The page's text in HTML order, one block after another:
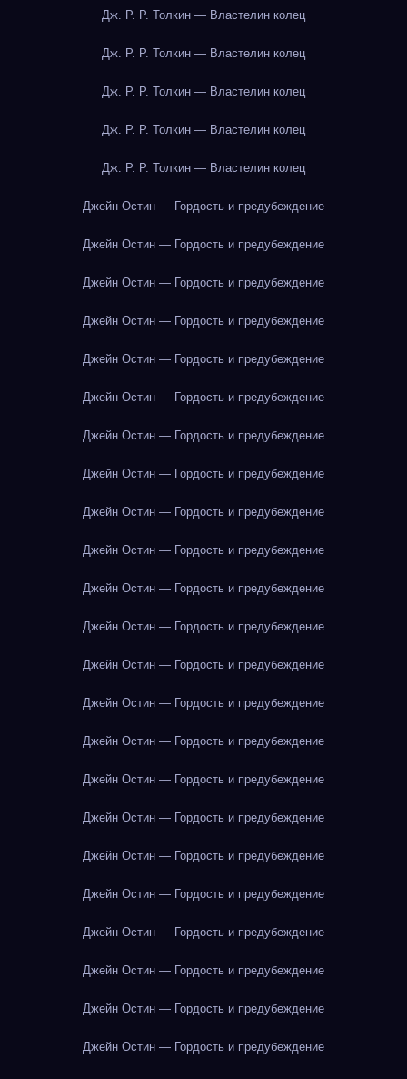
Дж. Р. Р. Толкин — Властелин колец
Дж. Р. Р. Толкин — Властелин колец
Дж. Р. Р. Толкин — Властелин колец
Дж. Р. Р. Толкин — Властелин колец
Дж. Р. Р. Толкин — Властелин колец
Джейн Остин — Гордость и предубеждение
Джейн Остин — Гордость и предубеждение
Джейн Остин — Гордость и предубеждение
Джейн Остин — Гордость и предубеждение
Джейн Остин — Гордость и предубеждение
Джейн Остин — Гордость и предубеждение
Джейн Остин — Гордость и предубеждение
Джейн Остин — Гордость и предубеждение
Джейн Остин — Гордость и предубеждение
Джейн Остин — Гордость и предубеждение
Джейн Остин — Гордость и предубеждение
Джейн Остин — Гордость и предубеждение
Джейн Остин — Гордость и предубеждение
Джейн Остин — Гордость и предубеждение
Джейн Остин — Гордость и предубеждение
Джейн Остин — Гордость и предубеждение
Джейн Остин — Гордость и предубеждение
Джейн Остин — Гордость и предубеждение
Джейн Остин — Гордость и предубеждение
Джейн Остин — Гордость и предубеждение
Джейн Остин — Гордость и предубеждение
Джейн Остин — Гордость и предубеждение
Джейн Остин — Гордость и предубеждение